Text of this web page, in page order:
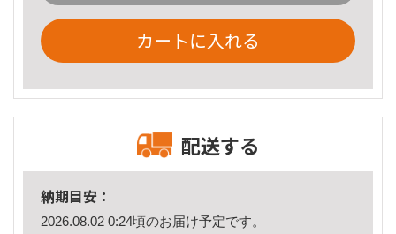
カートに入れる
配送する
納期目安：
2026.08.02 0:24頃のお届け予定です。